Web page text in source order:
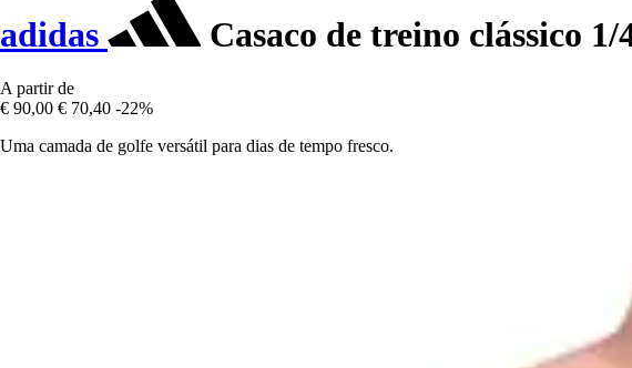
adidas Casaco de treino clássico
A partir de
€ 90,00 € 70,40 -22%
Uma camada de golfe versátil para dias de tempo fresco.